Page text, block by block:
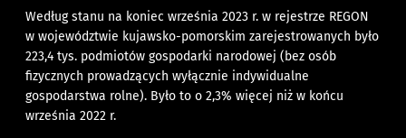
Według stanu na koniec września 2023 r. w rejestrze REGON
w województwie kujawsko-pomorskim zarejestrowanych było
223,4 tys. podmiotów gospodarki narodowej (bez osób
fizycznych prowadzących wyłącznie indywidualne
gospodarstwa rolne). Było to o 2,3% więcej niż w końcu
września 2022 r.